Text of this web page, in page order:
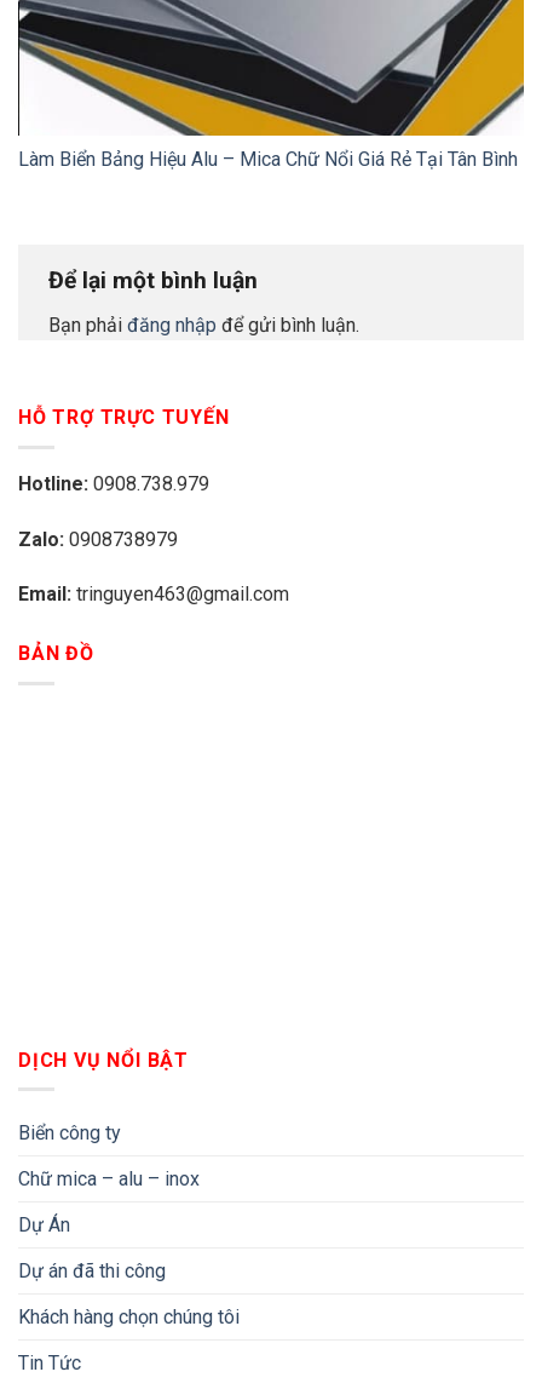
Làm Biển Bảng Hiệu Alu – Mica Chữ Nổi Giá Rẻ Tại Tân Bình
Để lại một bình luận
Bạn phải đăng nhập để gửi bình luận.
HỖ TRỢ TRỰC TUYẾN
Hotline: 0908.738.979
Zalo: 0908738979
Email: tringuyen463@gmail.com
BẢN ĐỒ
DỊCH VỤ NỔI BẬT
Biển công ty
Chữ mica – alu – inox
Dự Án
Dự án đã thi công
Khách hàng chọn chúng tôi
Tin Tức